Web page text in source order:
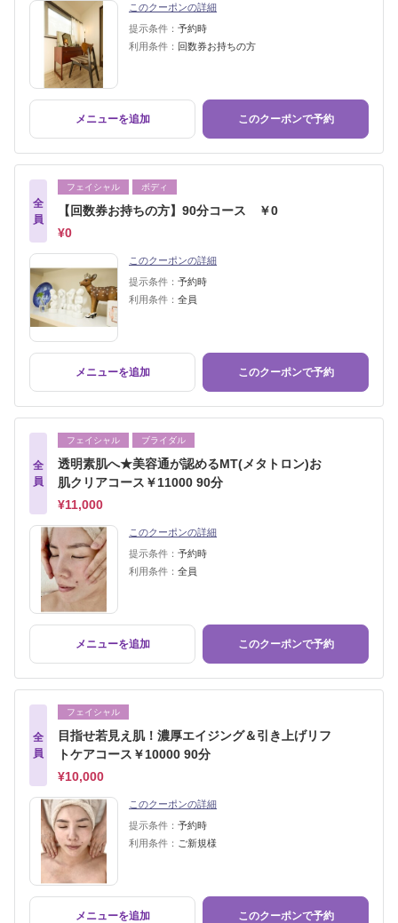
このクーポンの詳細
提示条件： 予約時
利用条件： 回数券お持ちの方
メニューを追加 このクーポンで予約
全
員
フェイシャル ボディ
【回数券お持ちの方】90分コース ￥0
¥0
このクーポンの詳細
提示条件： 予約時
利用条件： 全員
メニューを追加 このクーポンで予約
全
員
フェイシャル ブライダル
透明素肌へ★美容通が認めるMT(メタトロン)お
肌クリアコース￥11000 90分
¥11,000
このクーポンの詳細
提示条件： 予約時
利用条件： 全員
メニューを追加 このクーポンで予約
全
員
フェイシャル
目指せ若見え肌！濃厚エイジング＆引き上げリフ
トケアコース￥10000 90分
¥10,000
このクーポンの詳細
提示条件： 予約時
利用条件： ご新規様
メニューを追加 このクーポンで予約